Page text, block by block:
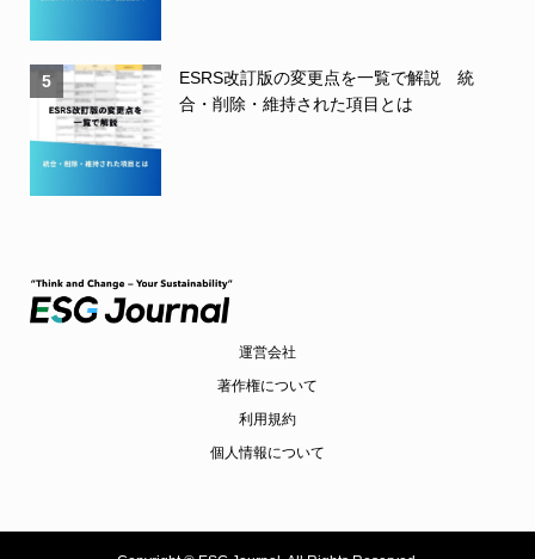
5
ESRS改訂版の変更点を一覧で解説 統
合・削除・維持された項目とは
運営会社
著作権について
利用規約
個人情報について